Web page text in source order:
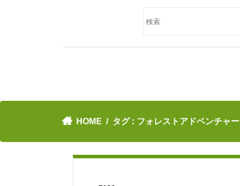
HOME タグ : フォレストアドベンチャー